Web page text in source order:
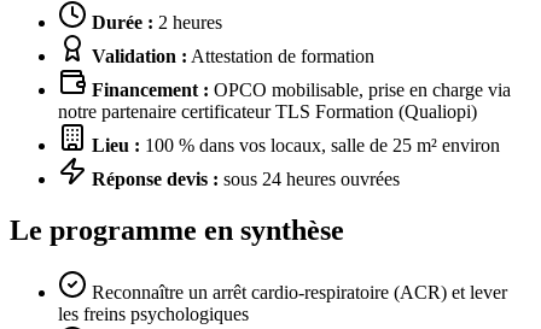
Durée : 2 heures
Validation : Attestation de formation
Financement : OPCO mobilisable, prise en charge via
notre partenaire certificateur TLS Formation (Qualiopi)
Lieu : 100 % dans vos locaux, salle de 25 m² environ
Réponse devis : sous 24 heures ouvrées
Le programme en synthèse
Reconnaître un arrêt cardio-respiratoire (ACR) et lever
les freins psychologiques